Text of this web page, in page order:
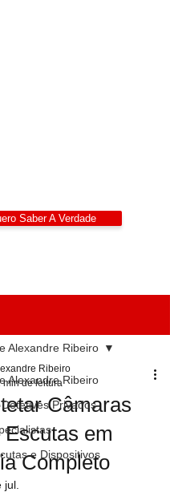
Saber A Verdade
Alexandre Ribeiro
Privados
e Dispositivos
Alexandre Ribeiro
Câmaras
em
Completo
Ribeiro
min de leitura
jul.